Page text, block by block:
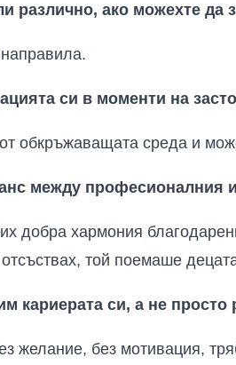
различно, ако можехте да
си в моменти на
обкръжаващата среда и
между професионалния
добра хармония
той поемаше
кариерата си, а не просто
желание, без мотивация,